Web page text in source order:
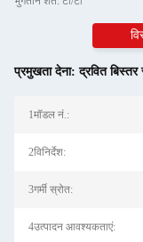
प्रमुखता देना:द्रवित
1मॉडल नं.:
2विनिर्देश:
3गर्मी स्रोत:
4उत्पादन आवश्यकताएं: